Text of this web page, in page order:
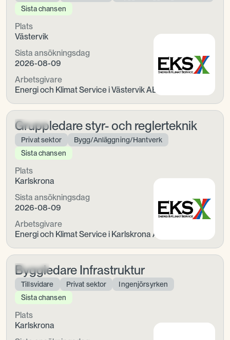
Sista chansen
Plats
Västervik
Sista ansökningsdag
2026-08-09
Arbetsgivare
Energi och Klimat Service i Västervik AB
Gruppledare styr- och reglerteknik
Privat sektor
Bygg/Anläggning/Hantverk
Sista chansen
Plats
Karlskrona
Sista ansökningsdag
2026-08-09
Arbetsgivare
Energi och Klimat Service i Karlskrona AB
Byggledare Infrastruktur
Tillsvidare Privat sektor
Ingenjörsyrken
Sista chansen
Plats
Karlskrona